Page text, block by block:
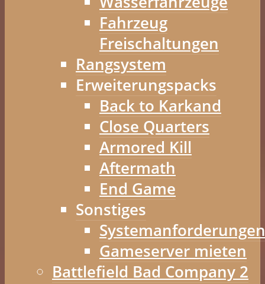
Fahrzeug
Freischaltungen
Rangsystem
Erweiterungspacks
Back to Karkand
Close Quarters
Armored Kill
Aftermath
End Game
Sonstiges
Systemanforderungen
Gameserver mieten
Battlefield Bad Company 2